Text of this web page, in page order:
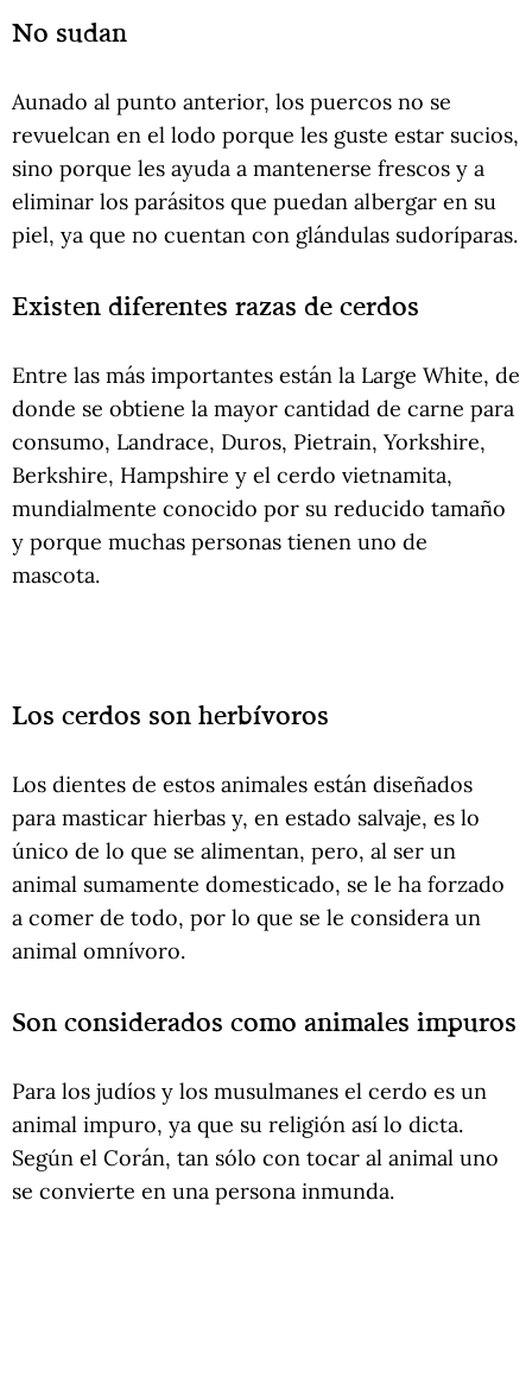
No sudan
Aunado al punto anterior, los puercos no se
revuelcan en el lodo porque les guste estar sucios,
sino porque les ayuda a mantenerse frescos y a
eliminar los parásitos que puedan albergar en su
piel, ya que no cuentan con glándulas sudoríparas.
Existen diferentes razas de cerdos
Entre las más importantes están la Large White, de
donde se obtiene la mayor cantidad de carne para
consumo, Landrace, Duros, Pietrain, Yorkshire,
Berkshire, Hampshire y el cerdo vietnamita,
mundialmente conocido por su reducido tamaño
y porque muchas personas tienen uno de
mascota.
Los cerdos son herbívoros
Los dientes de estos animales están diseñados
para masticar hierbas y, en estado salvaje, es lo
único de lo que se alimentan, pero, al ser un
animal sumamente domesticado, se le ha forzado
a comer de todo, por lo que se le considera un
animal omnívoro.
Son considerados como animales impuros
Para los judíos y los musulmanes el cerdo es un
animal impuro, ya que su religión así lo dicta.
Según el Corán, tan sólo con tocar al animal uno
se convierte en una persona inmunda.